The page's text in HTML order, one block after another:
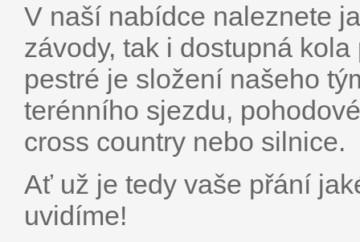
V naší nabídce naleznete
závody, tak i dostupná
pestré je složení našeho
terénního sjezdu,
cross country nebo silnice.
Ať už je tedy vaše přání
uvidíme!